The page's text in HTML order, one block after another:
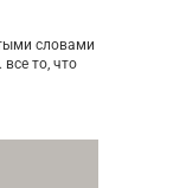
словами
то, что